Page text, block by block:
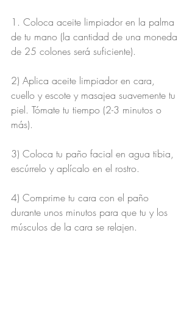
1. Coloca aceite limpiador en la palma
de tu mano (la cantidad de una moneda
de 25 colones será suficiente).
2) Aplica aceite limpiador en cara,
cuello y escote y masajea suavemente tu
piel. Tómate tu tiempo (2-3 minutos o
más).
3) Coloca tu paño facial en agua tibia,
escúrrelo y aplícalo en el rostro.
4) Comprime tu cara con el paño
durante unos minutos para que tu y los
músculos de la cara se relajen.